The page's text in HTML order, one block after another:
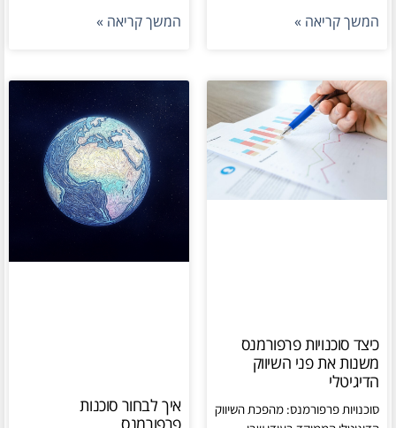
המשך קריאה » המשך קריאה »
כיצד סוכנויות פרפורמנס
משנות את פני השיווק
הדיגיטלי
סוכנויות פרפורמנס: מהפכת השיווק
איך לבחור סוכנות